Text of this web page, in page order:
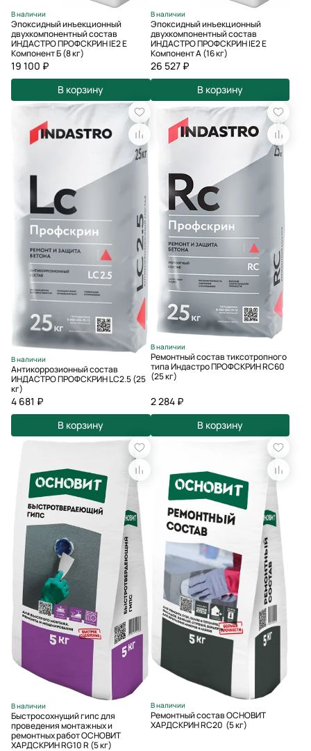
В наличии
Эпоксидный инъекционный
двухкомпонентный состав
ИНДАСТРО ПРОФСКРИН IE2 E
Компонент Б (8 кг)
19 100 ₽
В корзину
В наличии
Эпоксидный инъекционный
двухкомпонентный состав
ИНДАСТРО ПРОФСКРИН IE2 E
Компонент А (16 кг)
26 527 ₽
В корзину
В наличии
Антикоррозионный состав
ИНДАСТРО ПРОФСКРИН LC2.5 (25
кг)
4 681 ₽
В корзину
В наличии
Ремонтный состав тиксотропного
типа Индастро ПРОФСКРИН RC60
(25 кг)
2 284 ₽
В корзину
В наличии
Быстросохнущий гипс для
проведения монтажных и
ремонтных работ ОСНОВИТ
ХАРДСКРИН RG10 R (5 кг)
В наличии
Ремонтный состав ОСНОВИТ
ХАРДСКРИН RC20 (5 кг)